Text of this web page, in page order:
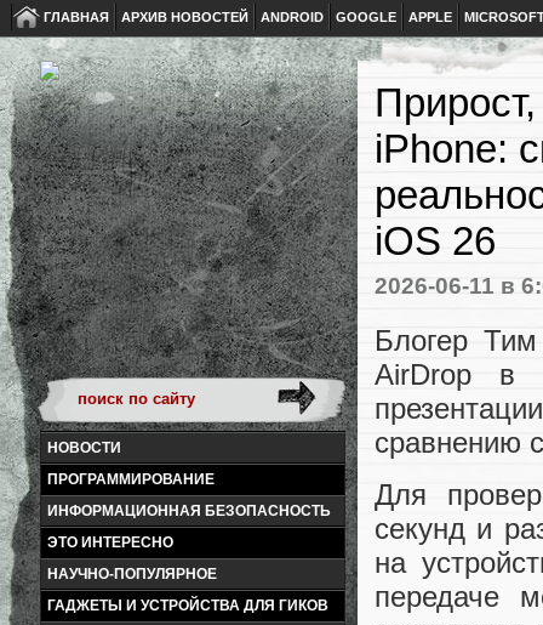
ГЛАВНАЯ АРХИВ НОВОСТЕЙ ANDROID GOOGLE APPLE
НОВОСТИ
ПРОГРАММИРОВАНИЕ
ИНФОРМАЦИОННАЯ БЕЗОПАСНОСТЬ
ЭТО ИНТЕРЕСНО
НАУЧНО-ПОПУЛЯРНОЕ
ГАДЖЕТЫ И УСТРОЙСТВА ДЛЯ ГИКОВ
iPhone:
iOS 26
2026-06-11 в
Блогер
AirDrop в
сравнению
Для
секунд и
на
передаче